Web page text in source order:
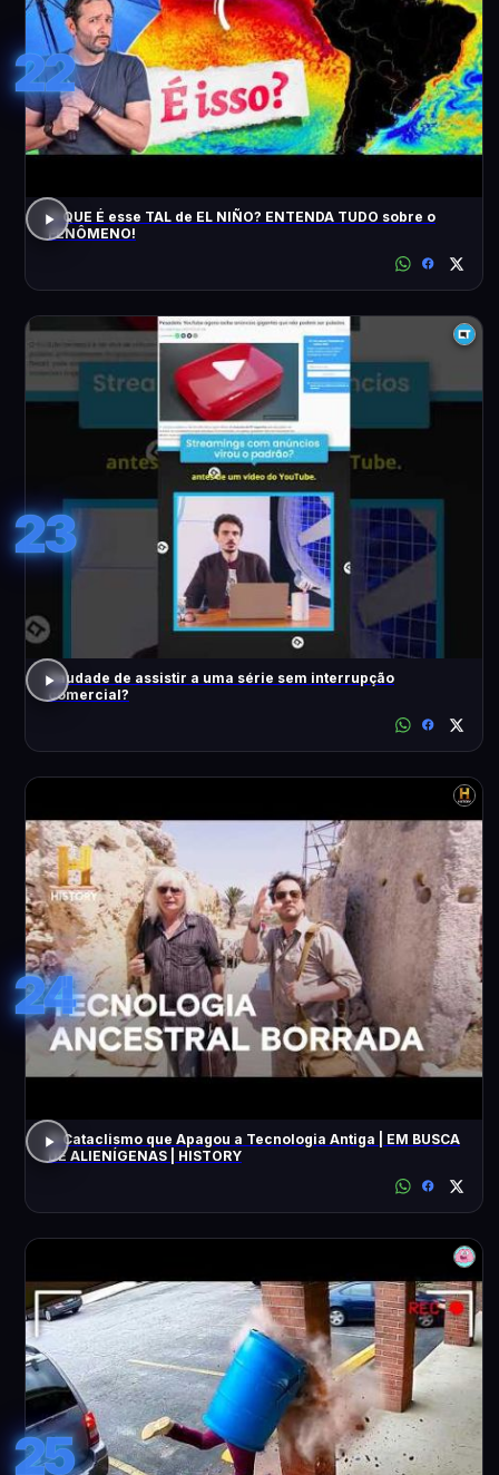
22
O QUE É esse TAL de EL NIÑO? ENTENDA TUDO sobre o
FENÔMENO!
23
Saudade de assistir a uma série sem interrupção
comercial?
24
O Cataclismo que Apagou a Tecnologia Antiga | EM BUSCA
DE ALIENÍGENAS | HISTORY
25